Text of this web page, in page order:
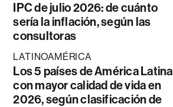
IPC de julio 2026: de cuánto
sería la inflación, según las
consultoras
LATINOAMÉRICA
Los 5 países de América Latina
con mayor calidad de vida en
2026, según clasificación de